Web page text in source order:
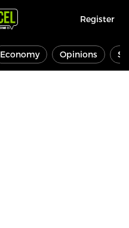
Register
Economy Opinions